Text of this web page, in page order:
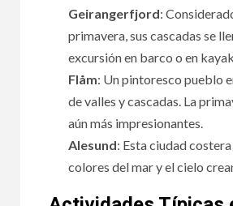
Geirangerfjord:
primavera, sus cascadas se
excursión en barco o en
Flåm: Un pintoresco pueblo
de valles y cascadas. La
aún más impresionantes.
Alesund: Esta ciudad
colores del mar y el cielo